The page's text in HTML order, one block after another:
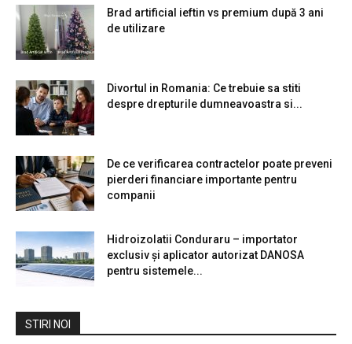
Brad artificial ieftin vs premium după 3 ani
de utilizare
Divortul in Romania: Ce trebuie sa stiti
despre drepturile dumneavoastra si...
De ce verificarea contractelor poate preveni
pierderi financiare importante pentru
companii
Hidroizolatii Conduraru – importator
exclusiv și aplicator autorizat DANOSA
pentru sistemele...
STIRI NOI